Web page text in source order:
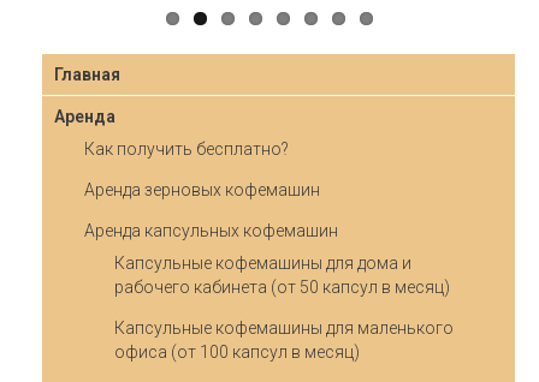
Главная
Аренда
Как получить бесплатно?
Аренда зерновых кофемашин
Аренда капсульных кофемашин
Капсульные кофемашины для дома и
рабочего кабинета (от 50 капсул в месяц)
Капсульные кофемашины для маленького
офиса (от 100 капсул в месяц)